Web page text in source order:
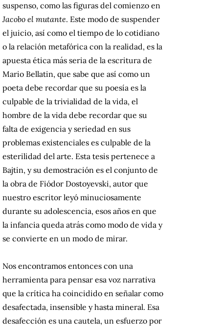
suspenso, como las figuras del comienzo en
Jacobo el mutante. Este modo de suspender
el juicio, así como el tiempo de lo cotidiano
o la relación metafórica con la realidad, es la
apuesta ética más seria de la escritura de
Mario Bellatin, que sabe que así como un
poeta debe recordar que su poesía es la
culpable de la trivialidad de la vida, el
hombre de la vida debe recordar que su
falta de exigencia y seriedad en sus
problemas existenciales es culpable de la
esterilidad del arte. Esta tesis pertenece a
Bajtin, y su demostración es el conjunto de
la obra de Fiódor Dostoyevski, autor que
nuestro escritor leyó minuciosamente
durante su adolescencia, esos años en que
la infancia queda atrás como modo de vida y
se convierte en un modo de mirar.
Nos encontramos entonces con una
herramienta para pensar esa voz narrativa
que la crítica ha coincidido en señalar como
desafectada, insensible y hasta mineral. Esa
desafección es una cautela, un esfuerzo por